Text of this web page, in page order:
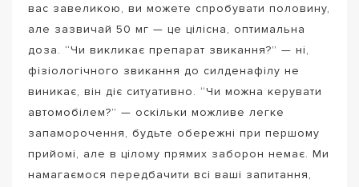
вас завеликою, ви можете спробувати половину,
але зазвичай 50 мг — це цілісна, оптимальна
доза. “Чи викликає препарат звикання?” — ні,
фізіологічного звикання до силденафілу не
виникає, він діє ситуативно. “Чи можна керувати
автомобілем?” — оскільки можливе легке
запаморочення, будьте обережні при першому
прийомі, але в цілому прямих заборон немає. Ми
намагаємося передбачити всі ваші запитання,